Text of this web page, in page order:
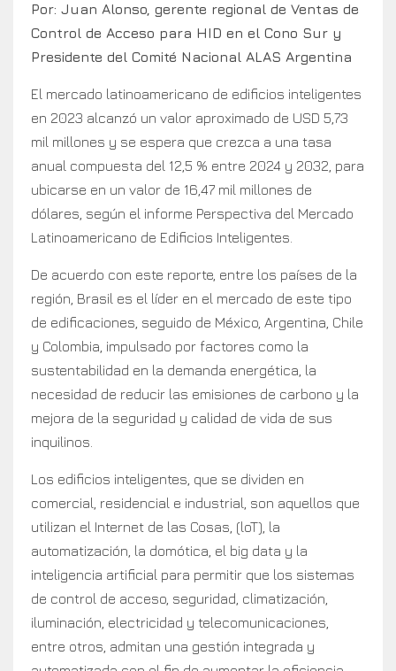
Por: Juan Alonso, gerente regional de Ventas de
Control de Acceso para HID en el Cono Sur y
Presidente del Comité Nacional ALAS Argentina
El mercado latinoamericano de edificios inteligentes
en 2023 alcanzó un valor aproximado de USD 5,73
mil millones y se espera que crezca a una tasa
anual compuesta del 12,5 % entre 2024 y 2032, para
ubicarse en un valor de 16,47 mil millones de
dólares, según el informe Perspectiva del Mercado
Latinoamericano de Edificios Inteligentes.
De acuerdo con este reporte, entre los países de la
región, Brasil es el líder en el mercado de este tipo
de edificaciones, seguido de México, Argentina, Chile
y Colombia, impulsado por factores como la
sustentabilidad en la demanda energética, la
necesidad de reducir las emisiones de carbono y la
mejora de la seguridad y calidad de vida de sus
inquilinos.
Los edificios inteligentes, que se dividen en
comercial, residencial e industrial, son aquellos que
utilizan el Internet de las Cosas, (loT), la
automatización, la domótica, el big data y la
inteligencia artificial para permitir que los sistemas
de control de acceso, seguridad, climatización,
iluminación, electricidad y telecomunicaciones,
entre otros, admitan una gestión integrada y